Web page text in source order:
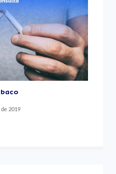
de 2019